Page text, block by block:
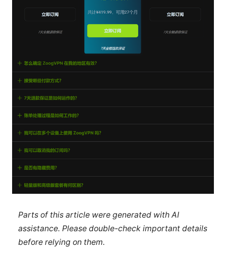
Parts of this article were generated with AI
assistance. Please double-check important details
before relying on them.